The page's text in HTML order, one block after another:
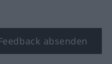
absenden